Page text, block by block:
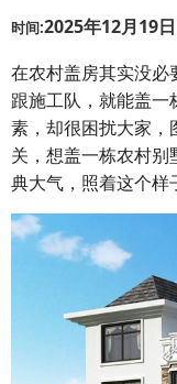
时间:2025年12月19
在农村盖房其实没
跟施工队，就能盖
素，却很困扰大家，
关，想盖一栋农村
典大气，照着这个样